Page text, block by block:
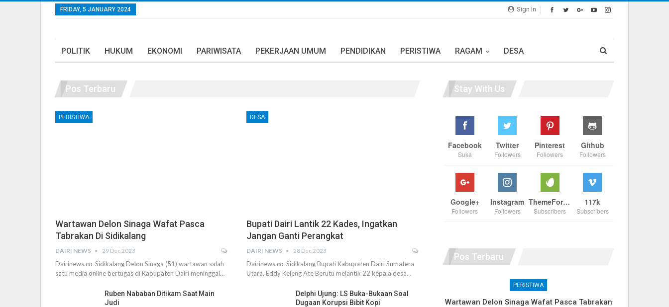
Sign In
FRIDAY, 5 JANUARY 2024
POLITIK HUKUM EKONOMI PARIWISATA PEKERJAAN UMUM PENDIDIKAN PERISTIWA RAGAM DESA
Pos Terbaru
PERISTIWA
Wartawan Delon Sinaga Wafat Pasca
Tabrakan Di Sidikalang
DAIRI NEWS 29 Dec 2023
Dairinews.co-Sidikalang Delon Sinaga (51) wartawan salah
satu media online bertugas di Kabupaten Dairi meninggal…
DESA
Bupati Dairi Lantik 22 Kades, Ingatkan
Jangan Ganti Perangkat
DAIRI NEWS 28 Dec 2023
Dairinews.co-Sidikalang Bupati Kabupaten Dairi Sumatera
Utara, Eddy Keleng Ate Berutu melantik 22 kepala desa…
Ruben Nababan Ditikam Saat Main
Judi
Delphi Ujung: LS Buka-Bukaan Soal
Dugaan Korupsi Bibit Kopi
Stay With Us
Facebook
Suka
Twitter
Followers
Pinterest
Followers
Github
Followers
Google+
Followers
Instagram
Followers
ThemeForest
Subscribers
117k
Subscribers
Pos Terbaru
PERISTIWA
Wartawan Delon Sinaga Wafat Pasca Tabrakan